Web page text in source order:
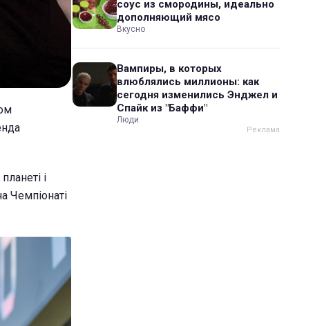
і
Чемпіонаті
соус из смородины, идеально
дополняющий мясо
Вкусно
Вампиры, в которых
влюблялись миллионы: как
сегодня изменились Энджел и
Спайк из "Баффи"
Люди